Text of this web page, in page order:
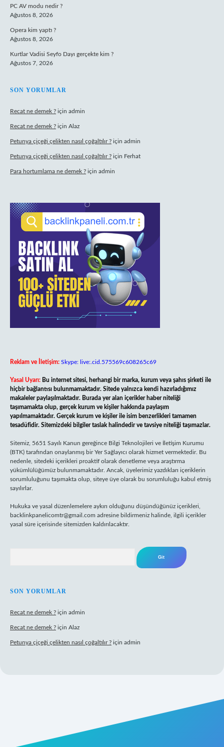
PC AV modu nedir ?
Ağustos 8, 2026
Opera kim yaptı ?
Ağustos 8, 2026
Kurtlar Vadisi Seyfo Dayı gerçekte kim ?
Ağustos 7, 2026
SON YORUMLAR
Recat ne demek ? için admin
Recat ne demek ? için Alaz
Petunya çiçeği çelikten nasıl çoğaltılır ? için admin
Petunya çiçeği çelikten nasıl çoğaltılır ? için Ferhat
Para hortumlama ne demek ? için admin
Reklam ve İletişim: Skype: live:.cid.575569c608265c69
Yasal Uyarı: Bu internet sitesi, herhangi bir marka, kurum veya şahıs şirketi ile
hiçbir bağlantısı bulunmamaktadır. Sitede yalnızca kendi hazırladığımız
makaleler paylaşılmaktadır. Burada yer alan içerikler haber niteliği
taşımamakta olup, gerçek kurum ve kişiler hakkında paylaşım
yapılmamaktadır. Gerçek kurum ve kişiler ile isim benzerlikleri tamamen
tesadüfidir. Sitemizdeki bilgiler taslak halindedir ve tavsiye niteliği taşımazlar.
Sitemiz, 5651 Sayılı Kanun gereğince Bilgi Teknolojileri ve İletişim Kurumu
(BTK) tarafından onaylanmış bir Yer Sağlayıcı olarak hizmet vermektedir. Bu
nedenle, sitedeki içerikleri proaktif olarak denetleme veya araştırma
yükümlülüğümüz bulunmamaktadır. Ancak, üyelerimiz yazdıkları içeriklerin
sorumluluğunu taşımakta olup, siteye üye olarak bu sorumluluğu kabul etmiş
sayılırlar.
Hukuka ve yasal düzenlemelere aykırı olduğunu düşündüğünüz içerikleri,
backlinkpanelicomtr@gmail.com adresine bildirmeniz halinde, ilgili içerikler
yasal süre içerisinde sitemizden kaldırılacaktır.
SON YORUMLAR
Recat ne demek ? için admin
Recat ne demek ? için Alaz
Petunya çiçeği çelikten nasıl çoğaltılır ? için admin